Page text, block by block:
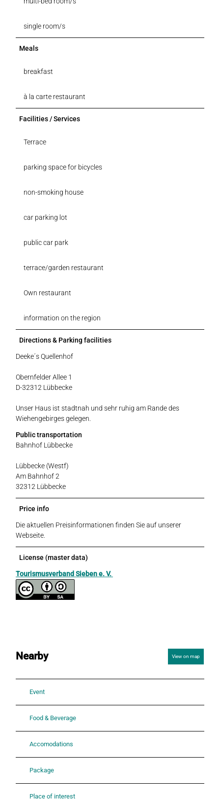
single room/s
Meals
breakfast
à la carte restaurant
Facilities / Services
Terrace
parking space for bicycles
non-smoking house
car parking lot
public car park
terrace/garden restaurant
Own restaurant
information on the region
Directions & Parking facilities
Deeke´s Quellenhof
Obernfelder Allee 1
D-32312 Lübbecke
Unser Haus ist stadtnah und sehr ruhig am Rande des
Wiehengebirges gelegen.
Public transportation
Bahnhof Lübbecke
Lübbecke (Westf)
Am Bahnhof 2
32312 Lübbecke
Price info
Die aktuellen Preisinformationen finden Sie auf unserer
Webseite.
License (master data)
Tourismusverband Sieben e. V.
Nearby View on map
Event
Food & Beverage
Accomodations
Package
Place of interest